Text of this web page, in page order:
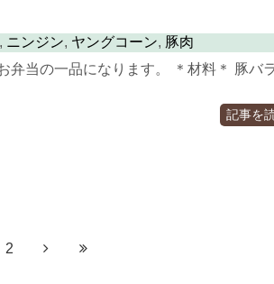
, ニンジン, ヤングコーン, 豚肉
弁当の一品になります。 ＊材料＊ 豚バ
記事を
2